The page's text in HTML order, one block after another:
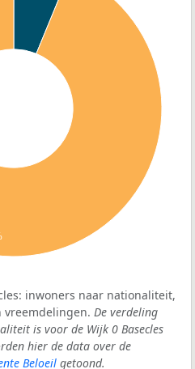
inwoners naar nationaliteit,
vreemdelingen. De verdeling
is voor de Wijk 0 Basecles
hier de data over de
Beloeil getoond.